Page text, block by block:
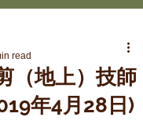
（地上）技師
年4月28日)
read